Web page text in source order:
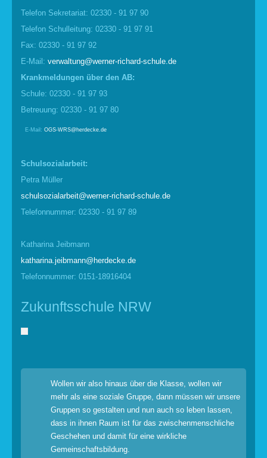
Telefon Sekretariat: 02330 - 91 97 90
Telefon Schulleitung: 02330 - 91 97 91
Fax: 02330 - 91 97 92
E-Mail: verwaltung@werner-richard-schule.de
Krankmel d ungen über den AB:
Schule: 02330 - 91 97 93
Betreuung: 02330 - 91 97 80
E-Mail: OGS-WRS@herdecke.de
Schulsozialarbeit:
Petra Müller
schulsozialarbeit@werner-richard-schule.de
Telefonnummer: 02330 - 91 97 89
Katharina Jeibmann
katharina.jeibmann@herdecke.de
Telefonnummer: 0151-18916404
Zukunftsschule NRW
Wollen wir also hinaus über die Klasse, wollen wir
mehr als eine soziale Gruppe, dann müssen wir unsere
Gruppen so gestalten und nun auch so leben lassen,
dass in ihnen Raum ist für das zwischenmenschliche
Geschehen und damit für eine wirkliche
Gemeinschaftsbildung.